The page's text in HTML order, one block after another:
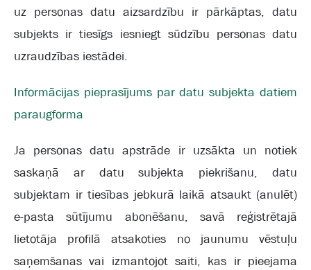
uz personas datu aizsardzību ir pārkāptas, datu
subjekts ir tiesīgs iesniegt sūdzību personas datu
uzraudzības iestādei.
Informācijas pieprasījums par datu subjekta datiem
paraugforma
Ja personas datu apstrāde ir uzsākta un notiek
saskaņā ar datu subjekta piekrišanu, datu
subjektam ir tiesības jebkurā laikā atsaukt (anulēt)
e-pasta sūtījumu abonēšanu, savā reģistrētajā
lietotāja profilā atsakoties no jaunumu vēstuļu
saņemšanas vai izmantojot saiti, kas ir pieejama